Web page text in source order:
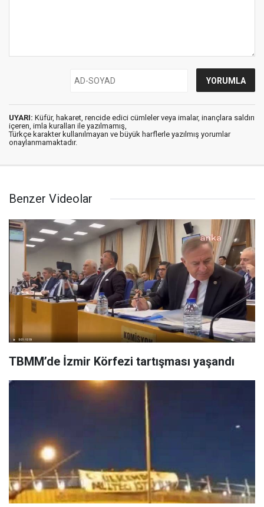
UYARI: Küfür, hakaret, rencide edici cümleler veya imalar, inançlara saldırı
içeren, imla kuralları ile yazılmamış,
Türkçe karakter kullanılmayan ve büyük harflerle yazılmış yorumlar
onaylanmamaktadır.
Benzer Videolar
TBMM’de İzmir Körfezi tartışması yaşandı